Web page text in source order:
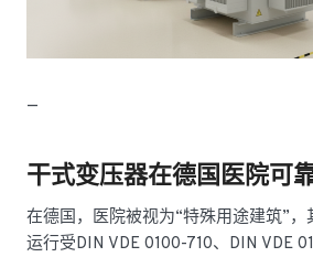
—
干式变压器在德国医院可
在德国，医院被视为“特殊用途建筑”
运行受DIN VDE 0100-710、DIN VDE